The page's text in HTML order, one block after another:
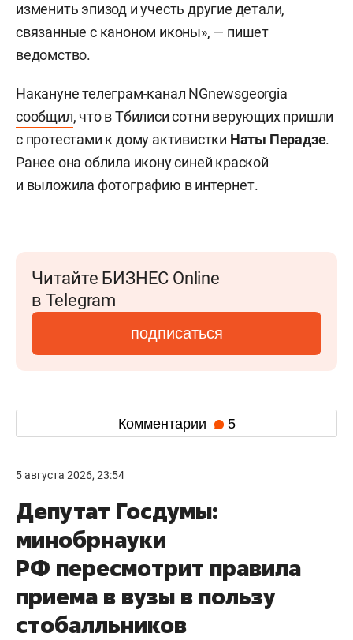
изменить эпизод и учесть другие детали,
связанные с каноном иконы», — пишет
ведомство.
Накануне телеграм-канал NGnewsgeorgia
сообщил, что в Тбилиси сотни верующих пришли
с протестами к дому активистки Наты Перадзе.
Ранее она облила икону синей краской
и выложила фотографию в интернет.
Читайте БИЗНЕС Online
в Telegram
подписаться
Комментарии 5
5 августа 2026, 23:54
Депутат Госдумы:
минобрнауки
РФ пересмотрит правила
приема в вузы в пользу
стобалльников